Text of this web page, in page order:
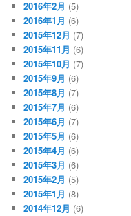
2016年2月 (5)
2016年1月 (6)
2015年12月 (7)
2015年11月 (6)
2015年10月 (7)
2015年9月 (6)
2015年8月 (7)
2015年7月 (6)
2015年6月 (7)
2015年5月 (6)
2015年4月 (6)
2015年3月 (6)
2015年2月 (5)
2015年1月 (8)
2014年12月 (6)